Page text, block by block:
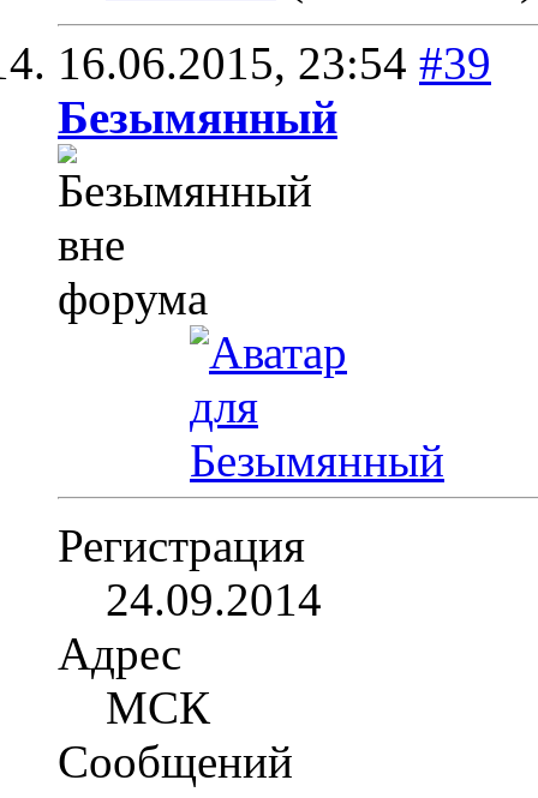
16.06.2015, 23:54 #39
Безымянный
Регистрация
24.09.2014
Адрес
МСК
Сообщений